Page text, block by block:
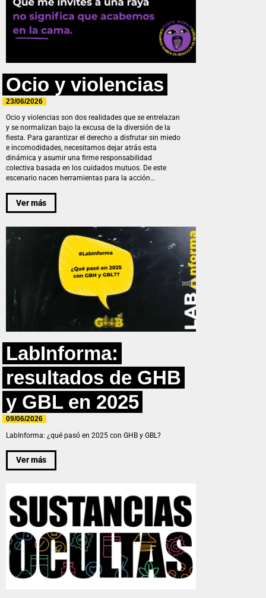
Ocio y violencias
23/06/2026
Ocio y violencias son dos realidades que se entrelazan
y se normalizan bajo la excusa de la diversión de la
fiesta. Para garantizar el derecho a disfrutar sin miedo
e incomodidades, necesitamos dejar atrás esta
dinámica y asumir una firme responsabilidad
colectiva basada en los cuidados mutuos. De este
escenario nacen herramientas para la acción…
Ver más
LabInforma:
resultados de GHB
y GBL en 2025
09/06/2026
LabInforma: ¿qué pasó en 2025 con GHB y GBL?
Ver más